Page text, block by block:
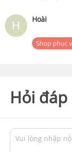
Hoài
Shop phục
Hỏi đáp